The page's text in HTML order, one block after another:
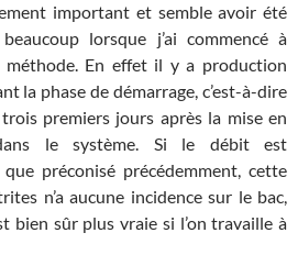
important et semble avoir été
lorsque j’ai commencé à
En effet il y a production
la phase de démarrage, c’est-à-dire
premiers jours après la mise en
le système. Si le débit est
préconisé précédemment, cette
n’a aucune incidence sur le bac,
bien sûr plus vraie si l’on travaille à